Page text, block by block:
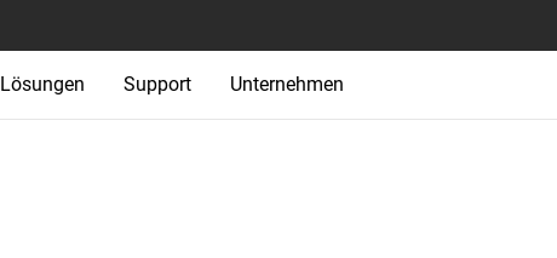
Lösungen Support Unternehmen